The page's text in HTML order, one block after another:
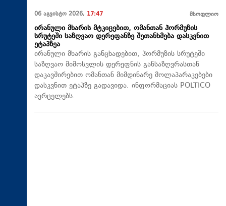
06 აგვისტო 2026, 17:47 მსოფლიო
ირანული მხარის მტკიცებით, ომანთან ჰორმუზის
სრუტეში საზღვაო დერეფანზე შეთანხმება დასკვნით
ეტაპზეა
ირანული მხარის განცხადებით, ჰორმუზის სრუტეში
საზღვაო მიმოსვლის დერეფნის განსაზღვრასთან
დაკავშირებით ომანთან მიმდინარე მოლაპარაკებები
დასკვნით ეტაპზე გადავიდა. ინფორმაციას POLTICO
ავრცელებს.